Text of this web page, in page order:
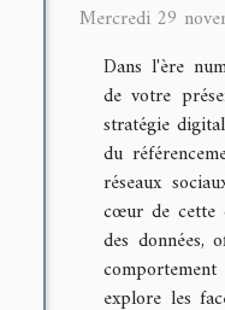
Mercredi 29
Dans l'ère
de votre
stratégie
du
réseaux
cœur de cette
des données,
explore les